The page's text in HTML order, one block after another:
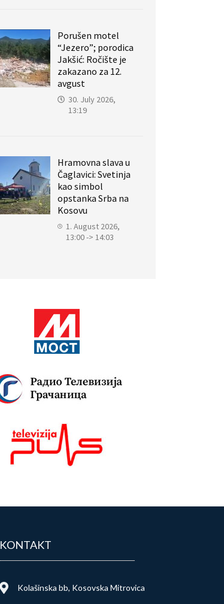
Porušen motel
“Jezero”; porodica
Jakšić: Ročište je
zakazano za 12.
avgust
30. July 2026,
13:19
Hramovna slava u
Čaglavici: Svetinja
kao simbol
opstanka Srba na
Kosovu
1. August 2026,
13:00 -> 14:03
KONTAKT
Kolašinska bb, Kosovska Mitrovica